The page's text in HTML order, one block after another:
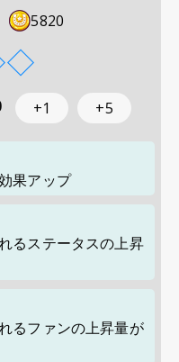
5820
◇
+1 +5
果アップ
るステータスの上昇
るファンの上昇量が